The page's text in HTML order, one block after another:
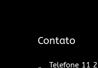
Contato
Telefone 11